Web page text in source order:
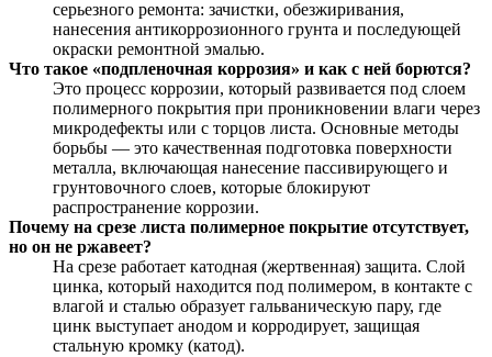
серьезного ремонта: зачистки, обезжиривания,
нанесения антикоррозионного грунта и последующей
окраски ремонтной эмалью.
Что такое «подпленочная коррозия» и как с ней борются?
Это процесс коррозии, который развивается под слоем
полимерного покрытия при проникновении влаги через
микродефекты или с торцов листа. Основные методы
борьбы — это качественная подготовка поверхности
металла, включающая нанесение пассивирующего и
грунтовочного слоев, которые блокируют
распространение коррозии.
Почему на срезе листа полимерное покрытие отсутствует,
но он не ржавеет?
На срезе работает катодная (жертвенная) защита. Слой
цинка, который находится под полимером, в контакте с
влагой и сталью образует гальваническую пару, где
цинк выступает анодом и корродирует, защищая
стальную кромку (катод).